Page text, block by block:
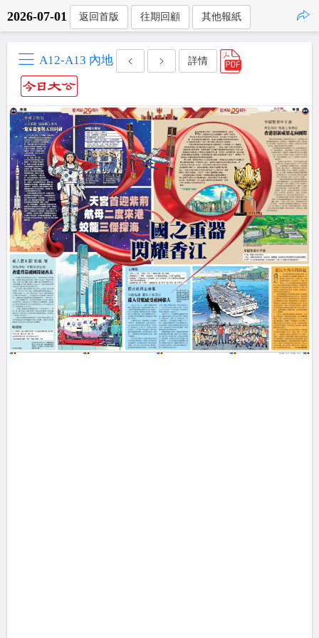
2026-07-01 返回首版 往期回顧 其他報紙
A12-A13 內地 詳情
點擊複製